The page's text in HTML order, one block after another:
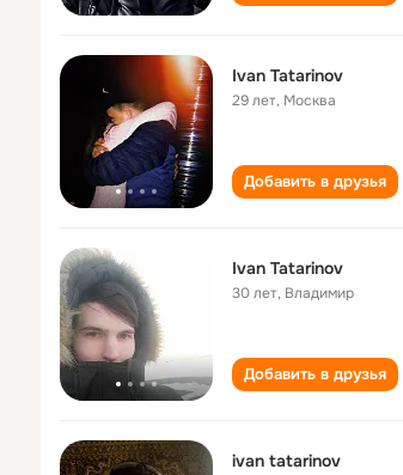
Ivan Tatarinov
29 лет, Москва
Добавить в друзья
Ivan Tatarinov
30 лет, Владимир
Добавить в друзья
ivan tatarinov